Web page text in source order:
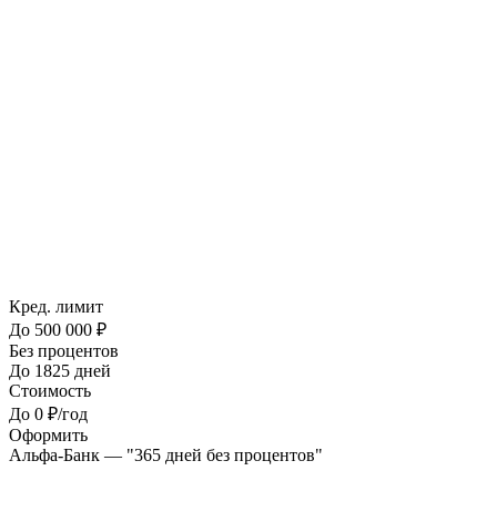
Кред. лимит
До 500 000 ₽
Без процентов
До 1825 дней
Стоимость
До 0 ₽/год
Оформить
Альфа-Банк — "365 дней без процентов"